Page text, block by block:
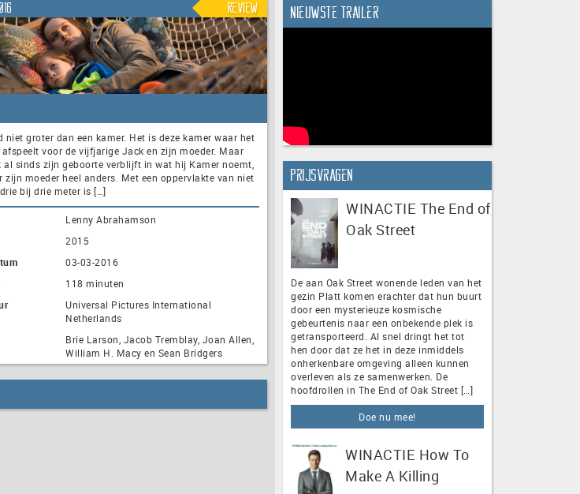
Review
niet groter dan een kamer. Het is deze kamer waar het
afspeelt voor de vijfjarige Jack en zijn moeder. Maar
al sinds zijn geboorte verblijft in wat hij Kamer noemt,
zijn moeder heel anders. Met een oppervlakte van niet
bij drie meter is […]
Lenny Abrahamson
2015
03-03-2016
118 minuten
Universal Pictures International
Netherlands
Brie Larson, Jacob Tremblay, Joan Allen,
William H. Macy en Sean Bridgers
Nieuwste trailer
Prijsvragen
WINACTIE The End of
Oak Street
De aan Oak Street wonende leden van het
gezin Platt komen erachter dat hun buurt
door een mysterieuze kosmische
gebeurtenis naar een onbekende plek is
getransporteerd. Al snel dringt het tot
hen door dat ze het in deze inmiddels
onherkenbare omgeving alleen kunnen
overleven als ze samenwerken. De
hoofdrollen in The End of Oak Street […]
Doe nu mee!
WINACTIE How To
Make A Killing